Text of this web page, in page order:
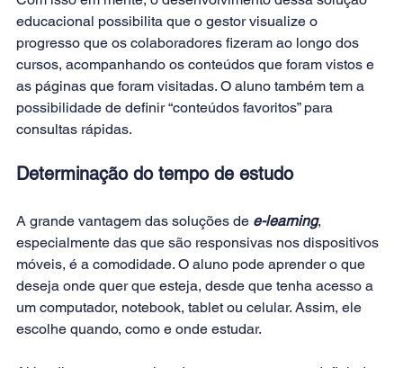
educacional possibilita que o gestor visualize o
progresso que os colaboradores fizeram ao longo dos
cursos, acompanhando os conteúdos que foram vistos e
as páginas que foram visitadas. O aluno também tem a
possibilidade de definir “conteúdos favoritos” para
consultas rápidas.
Determinação do tempo de estudo
A grande vantagem das soluções de e-learning,
especialmente das que são responsivas nos dispositivos
móveis, é a comodidade. O aluno pode aprender o que
deseja onde quer que esteja, desde que tenha acesso a
um computador, notebook, tablet ou celular. Assim, ele
escolhe quando, como e onde estudar.